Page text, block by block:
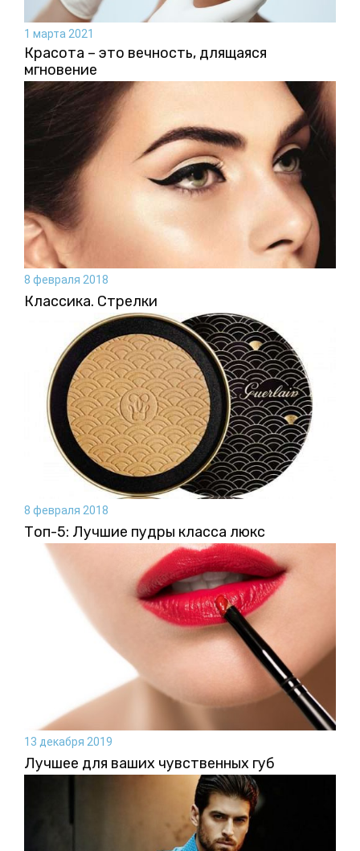
1 марта 2021
Красота – это вечность, длящаяся
мгновение
8 февраля 2018
Классика. Стрелки
8 февраля 2018
Топ-5: Лучшие пудры класса люкс
13 декабря 2019
Лучшее для ваших чувственных губ